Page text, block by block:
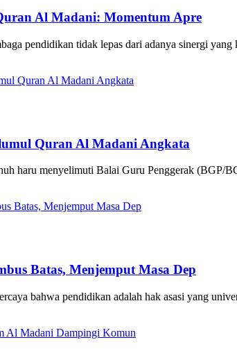
Al Madani: Momentum Apre
pendidikan tidak lepas dari adanya sinergi yang
Quran Al Madani Angkata
haru menyelimuti Balai Guru Penggerak (BGP/
Batas, Menjemput Masa Dep
bahwa pendidikan adalah hak asasi yang